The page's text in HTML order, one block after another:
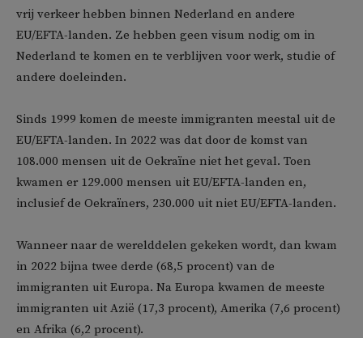
vrij verkeer hebben binnen Nederland en andere
EU/EFTA-landen. Ze hebben geen visum nodig om in
Nederland te komen en te verblijven voor werk, studie of
andere doeleinden.
Sinds 1999 komen de meeste immigranten meestal uit de
EU/EFTA-landen. In 2022 was dat door de komst van
108.000 mensen uit de Oekraïne niet het geval. Toen
kwamen er 129.000 mensen uit EU/EFTA-landen en,
inclusief de Oekraïners, 230.000 uit niet EU/EFTA-landen.
Wanneer naar de werelddelen gekeken wordt, dan kwam
in 2022 bijna twee derde (68,5 procent) van de
immigranten uit Europa. Na Europa kwamen de meeste
immigranten uit Azië (17,3 procent), Amerika (7,6 procent)
en Afrika (6,2 procent).